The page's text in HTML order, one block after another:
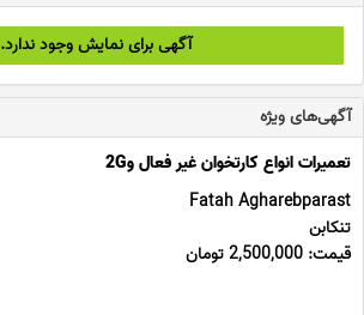
آگهی برای نمایش وجود ندارد.
آگهی‌های ویژه
تعمیرات انواع کارتخوان غیر فعال و2G
Fatah Agharebparast
تنکابن
قیمت: 2,500,000 تومان